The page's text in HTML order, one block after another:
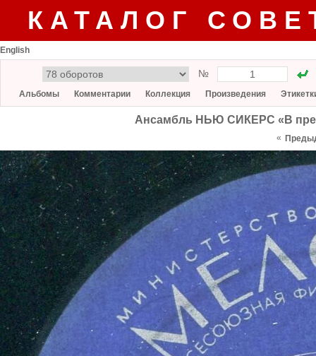
КАТАЛОГ
English
№
Альбомы Комментарии Коллекция Произведения
Ансамбль НЬЮ СИКЕРС «В
«